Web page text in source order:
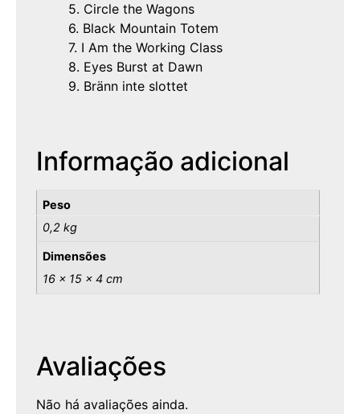
5. Circle the Wagons
6. Black Mountain Totem
7. I Am the Working Class
8. Eyes Burst at Dawn
9. Bränn inte slottet
Informação adicional
Peso
0,2 kg
Dimensões
16 × 15 × 4 cm
Avaliações
Não há avaliações ainda.